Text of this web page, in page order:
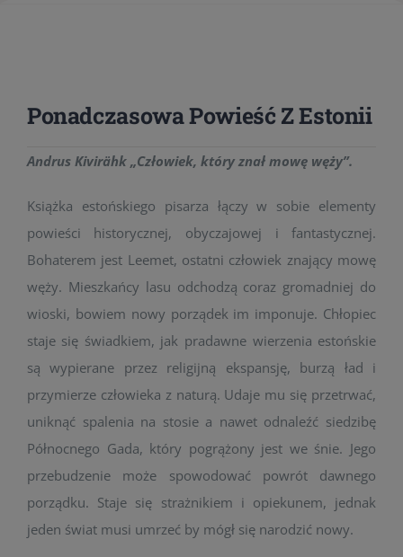
Ponadczasowa Powieść Z Estonii
Andrus Kivirähk „Człowiek, który znał mowę węży”.
Książka estońskiego pisarza łączy w sobie elementy
powieści historycznej, obyczajowej i fantastycznej.
Bohaterem jest Leemet, ostatni człowiek znający mowę
węży. Mieszkańcy lasu odchodzą coraz gromadniej do
wioski, bowiem nowy porządek im imponuje. Chłopiec
staje się świadkiem, jak pradawne wierzenia estońskie
są wypierane przez religijną ekspansję, burzą ład i
przymierze człowieka z naturą. Udaje mu się przetrwać,
uniknąć spalenia na stosie a nawet odnaleźć siedzibę
Północnego Gada, który pogrążony jest we śnie. Jego
przebudzenie może spowodować powrót dawnego
porządku. Staje się strażnikiem i opiekunem, jednak
jeden świat musi umrzeć by mógł się narodzić nowy.